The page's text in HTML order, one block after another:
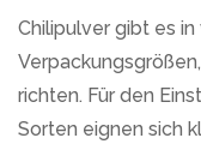
Chilipulver gibt es
richten. Für den
Sorten eignen sich